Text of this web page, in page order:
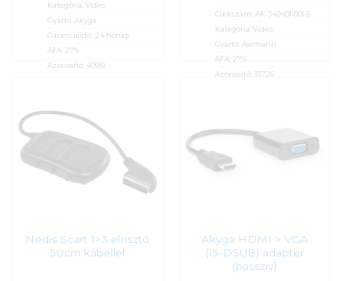
Kategória:Video
Gyártó: Akyga
Garanciaidő: 24 hónap
ÁFA: 27%
Azonosító: 40919
Cikkszám: AK-340401-001-S
Kategória: Video
Gyártó: Assmann
ÁFA: 27%
Azonosító: 35726
Nedis Scart 1>3 elosztó
50cm kábellel
Akyga HDMI > VGA
(15-DSUB) adapter
(passzív)